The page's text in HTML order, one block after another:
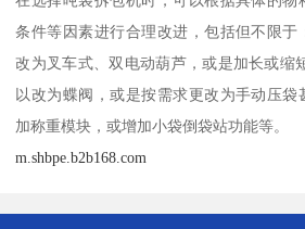
条件等因素进行合理改进，包括但不限于
改为叉车式、双电动葫芦，或是加长或缩
以改为蝶阀，或是按需求更改为手动压
加称重模块，或增加小袋倒袋站功能等。
m.shbpe.b2b168.com